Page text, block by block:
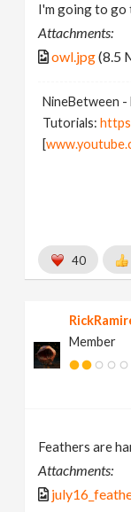
I'm going to go
Attachments:
owl.jpg(8.5
NineBetween -
Tutorials:
[
40
Member
Feathers are
Attachments: